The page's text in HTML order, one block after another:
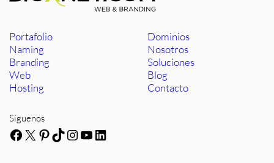
Portafolio
Naming
Branding
Web
Hosting
Dominios
Nosotros
Soluciones
Blog
Contacto
Síguenos
Facebook
X Pinterest
TikTok
Instagram
YouTube
LinkedIn